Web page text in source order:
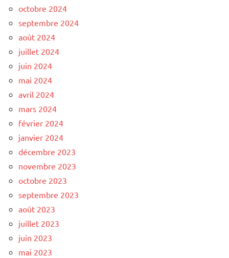
octobre 2024
septembre 2024
août 2024
juillet 2024
juin 2024
mai 2024
avril 2024
mars 2024
février 2024
janvier 2024
décembre 2023
novembre 2023
octobre 2023
septembre 2023
août 2023
juillet 2023
juin 2023
mai 2023